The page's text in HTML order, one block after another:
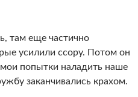
там еще частично
усилили ссору. Потом он
попытки наладить наше
заканчивались крахом.